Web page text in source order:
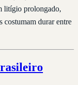
litígio prolongado,
costumam durar entre